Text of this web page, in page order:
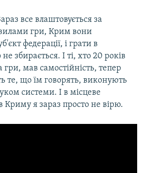
все влаштовується за
гри, Крим вони
федерації, і грати в
збирається. І ті, хто 20 років
мав самостійність, тепер
те, що їм говорять, виконують
системи. І в місцеве
Криму я зараз просто не вірю.